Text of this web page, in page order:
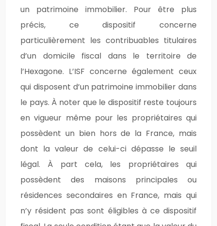
un patrimoine immobilier. Pour être plus
précis, ce dispositif concerne
particulièrement les contribuables titulaires
d’un domicile fiscal dans le territoire de
l’Hexagone. L’ISF concerne également ceux
qui disposent d’un patrimoine immobilier dans
le pays. À noter que le dispositif reste toujours
en vigueur même pour les propriétaires qui
possèdent un bien hors de la France, mais
dont la valeur de celui-ci dépasse le seuil
légal. À part cela, les propriétaires qui
possèdent des maisons principales ou
résidences secondaires en France, mais qui
n’y résident pas sont éligibles à ce dispositif